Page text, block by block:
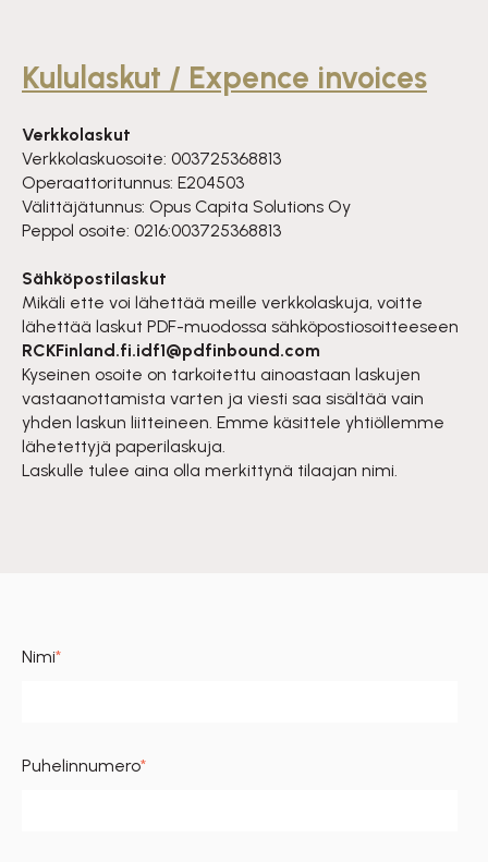
Kululaskut / Expence invoices
Verkkolaskut
Verkkolaskuosoite: 003725368813
Operaattoritunnus: E204503
Välittäjätunnus: Opus Capita Solutions Oy
Peppol osoite: 0216:003725368813
Sähköpostilaskut
Mikäli ette voi lähettää meille verkkolaskuja, voitte
lähettää laskut PDF-muodossa sähköpostiosoitteeseen
RCKFinland.fi.idf1@pdfinbound.com
Kyseinen osoite on tarkoitettu ainoastaan laskujen
vastaanottamista varten ja viesti saa sisältää vain
yhden laskun liitteineen. Emme käsittele yhtiöllemme
lähetettyjä paperilaskuja.
Laskulle tulee aina olla merkittynä tilaajan nimi.
Nimi*
Puhelinnumero*